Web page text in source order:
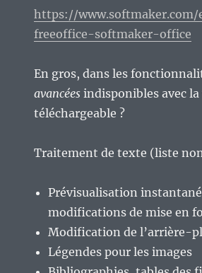
https://
freeoffice-softmaker-office
En gros, dans les
avancées indisponibles avec la
téléchargeable ?
Traitement de texte (liste
Prévisualisation
modifications de mise en
Modification de l’arrière-
Légendes pour les images